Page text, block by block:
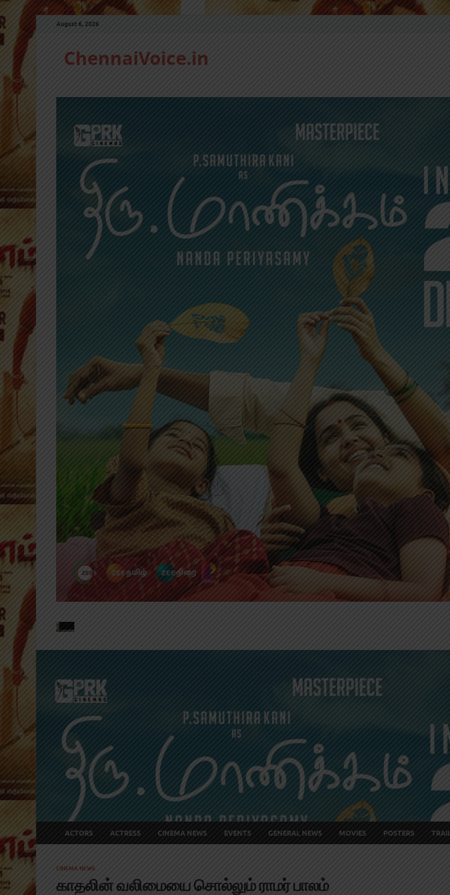
August 6, 2026
ChennaiVoice.in
ACTORS ACTRESS CINEMA NEWS EVENTS GENERAL NEWS MOVIES POSTERS
CINEMA NEWS
காதலின் வலிமையை சொல்லும் ராமர் பாலம்